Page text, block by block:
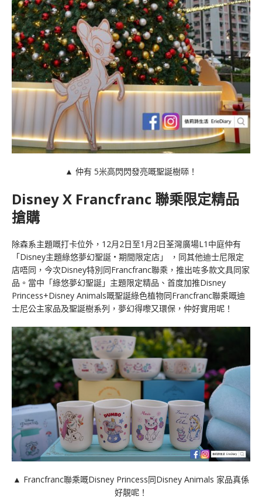
▲ 仲有 5米高閃閃發亮嘅聖誕樹𠻹！
Disney X Francfranc 聯乘限定精品
搶購
除森系主題嘅打卡位外，12月2日至1月2日荃灣廣場L1中庭仲有
「Disney主題綠悠夢幻聖誕 • 期間限定店」 ，同其他迪士尼限定
店唔同，今次Disney特別同Francfranc聯乘，推出咗多款文具同家
品。當中「綠悠夢幻聖誕」主題限定精品、首度加推Disney
Princess+Disney Animals嘅聖誕綠色植物同Francfranc聯乘嘅迪
士尼公主家品及聖誕樹系列，夢幻得嚟又環保，仲好實用呢！
▲ Francfranc聯乘嘅Disney Princess同Disney Animals 家品真係
好靚呢！